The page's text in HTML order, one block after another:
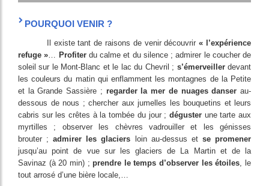
POURQUOI VENIR ?
Il existe tant de raisons de venir découvrir« l’expérience
refuge »… Profiterdu calme et du silence ; admirer le coucher de
soleil sur le Mont-Blanc et le lac du Chevril ; s’émerveillerdevant
les couleurs du matin qui enflamment les montagnes de la Petite
et la Grande Sassière ; regarder la mer de nuages danser au-
dessous de nous ; chercher aux jumelles les bouquetins et leurs
cabris sur les crêtes à la tombée du jour ; dégusterune tarte aux
myrtilles ; observer les chèvres vadrouiller et les génisses
brouter ;admirer les glaciers loin au-dessus et se promener
jusqu’au point de vue sur les glaciers de La Martin et de la
Savinaz (à 20 min) ;prendre le temps d’observer les étoiles, le
tout arrosé d’une bière locale,…